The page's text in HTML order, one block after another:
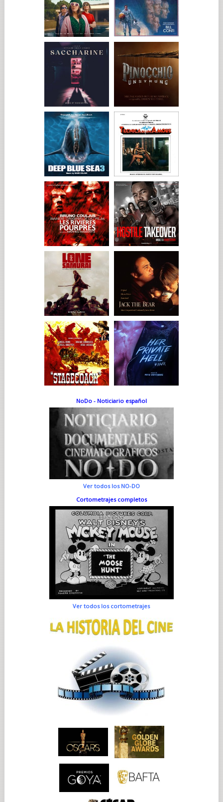
NoDo - Noticiario español
Ver todos los NO-DO
Cortometrajes completos
Ver todos los cortometrajes